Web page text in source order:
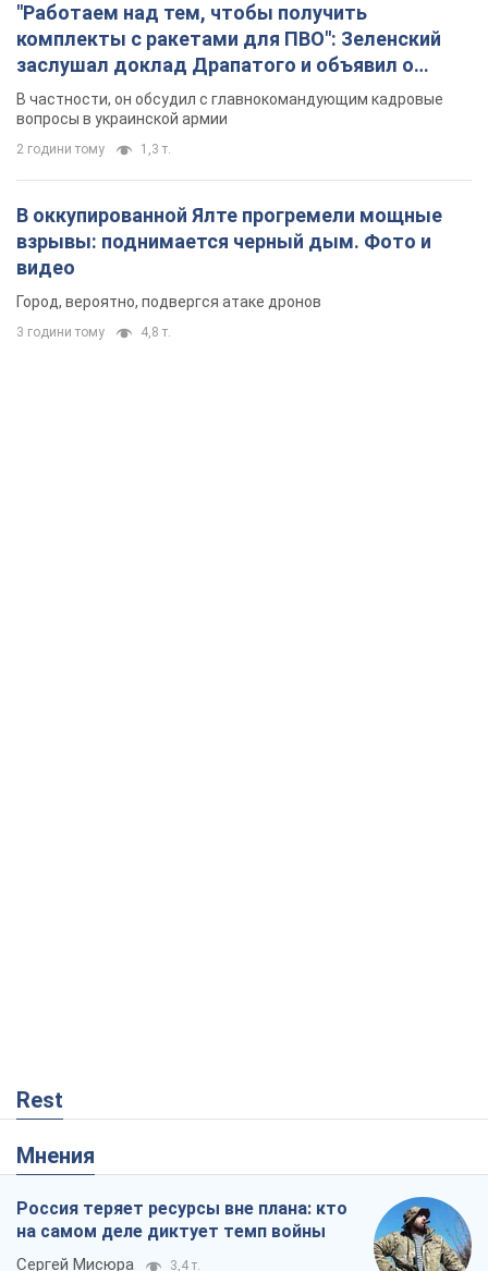
"Работаем над тем, чтобы получить
комплекты с ракетами для ПВО": Зеленский
заслушал доклад Драпатого и объявил о
новых мерах
В частности, он обсудил с главнокомандующим кадровые
вопросы в украинской армии
2 години тому 1,3 т.
В оккупированной Ялте прогремели мощные
взрывы: поднимается черный дым. Фото и
видео
Город, вероятно, подвергся атаке дронов
3 години тому 4,8 т.
Rest
Мнения
Россия теряет ресурсы вне плана: кто
на самом деле диктует темп войны
Сергей Мисюра 3,4 т.